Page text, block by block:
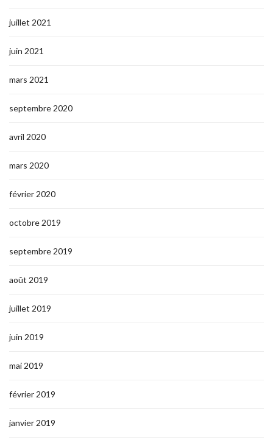
juillet 2021
juin 2021
mars 2021
septembre 2020
avril 2020
mars 2020
février 2020
octobre 2019
septembre 2019
août 2019
juillet 2019
juin 2019
mai 2019
février 2019
janvier 2019